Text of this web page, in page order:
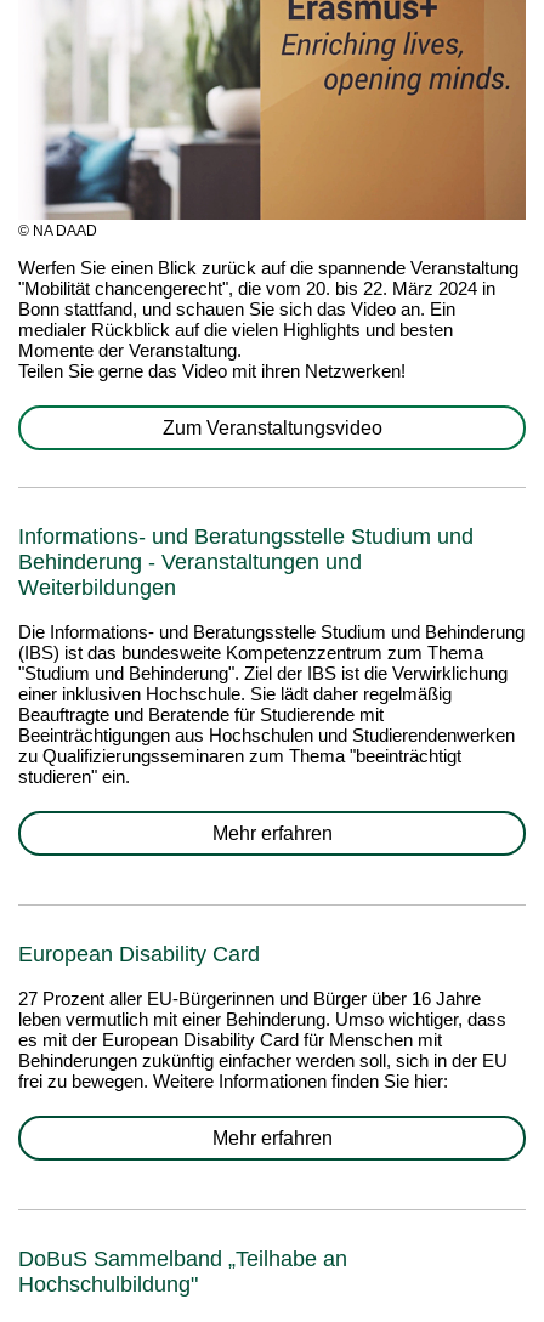
© NA DAAD
Werfen Sie einen Blick zurück auf die spannende Veranstaltung
"Mobilität chancengerecht", die vom 20. bis 22. März 2024 in
Bonn stattfand, und schauen Sie sich das Video an. Ein
medialer Rückblick auf die vielen Highlights und besten
Momente der Veranstaltung.
Teilen Sie gerne das Video mit ihren Netzwerken!
Zum Veranstaltungsvideo
Informations- und Beratungsstelle Studium und
Behinderung - Veranstaltungen und
Weiterbildungen
Die Informations- und Beratungsstelle Studium und Behinderung
(IBS) ist das bundesweite Kompetenzzentrum zum Thema
"Studium und Behinderung". Ziel der IBS ist die Verwirklichung
einer inklusiven Hochschule. Sie lädt daher regelmäßig
Beauftragte und Beratende für Studierende mit
Beeinträchtigungen aus Hochschulen und Studierendenwerken
zu Qualifizierungsseminaren zum Thema "beeinträchtigt
studieren" ein.
Mehr erfahren
European Disability Card
27 Prozent aller EU-Bürgerinnen und Bürger über 16 Jahre
leben vermutlich mit einer Behinderung. Umso wichtiger, dass
es mit der European Disability Card für Menschen mit
Behinderungen zukünftig einfacher werden soll, sich in der EU
frei zu bewegen. Weitere Informationen finden Sie hier:
Mehr erfahren
DoBuS Sammelband „Teilhabe an
Hochschulbildung"